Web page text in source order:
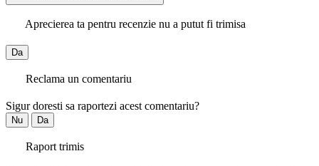
Aprecierea ta pentru recenzie nu a putut fi trimisa
Da
Reclama un comentariu
Sigur doresti sa raportezi acest comentariu?
Nu Da
Raport trimis